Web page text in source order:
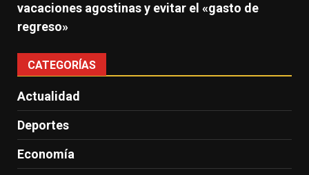
vacaciones agostinas y evitar el «gasto de
regreso»
CATEGORÍAS
Actualidad
Deportes
Economía